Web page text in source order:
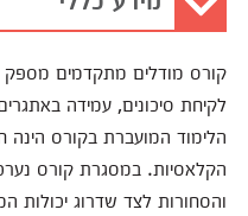
קורס מודלים מתקדמים מספק
לקיחת סיכונים, עמידה
הלימוד המועברת בקורס
הקלאסיות. במסגרת קורס
והסחורות לצד שדרוג יכולות